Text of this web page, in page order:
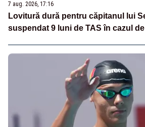
7 aug. 2026, 17:16
Lovitură dură pentru căpitanul lui
suspendat 9 luni de TAS în cazul